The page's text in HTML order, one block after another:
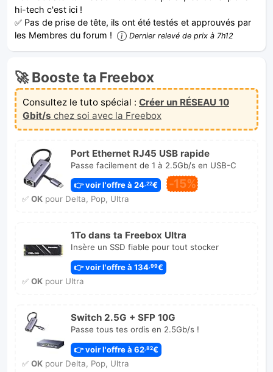
hi-tech c'est ici !
✅ Pas de prise de tête, ils ont été testés et approuvés par
les Membres du forum !
Dernier relevé de prix à 7h12
🚀 Booste ta Freebox
Consultez le tuto spécial : Créer un RÉSEAU 10
Gbit/s chez soi avec la Freebox
Port Ethernet RJ45 USB rapide
Passe facilement de 1 à 2.5Gb/s en USB-C
👉 voir l'offre à 24 ,22€ -15%
✅ OKpour Delta, Pop, Ultra
1To dans ta Freebox Ultra
Insère un SSD fiable pour tout stocker
👉 voir l'offre à 134 ,99€
✅ OKpour Ultra
Switch 2.5G + SFP 10G
Passe tous tes ordis en 2.5Gb/s !
👉 voir l'offre à 62,82€
✅ OKpour Delta, Pop, Ultra